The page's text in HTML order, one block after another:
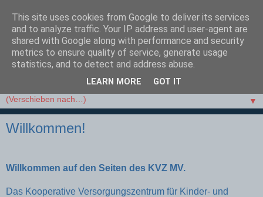
▼
Willkommen!
Willkommen auf den Seiten des KVZ MV.
Das Kooperative Versorgungszentrum für Kinder- und
This site uses cookies from Google to deliver its services
and to analyze traffic. Your IP address and user-agent are
shared with Google along with performance and security
metrics to ensure quality of service, generate usage
statistics, and to detect and address abuse.
LEARN MORE GOT IT